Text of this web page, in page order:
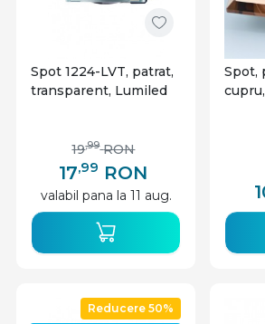
Spot 1224-LVT, patrat,
transparent, Lumiled
17,99 RON
19,99 RON
valabil pana la 11 aug.
Spot,
Reducere 50%